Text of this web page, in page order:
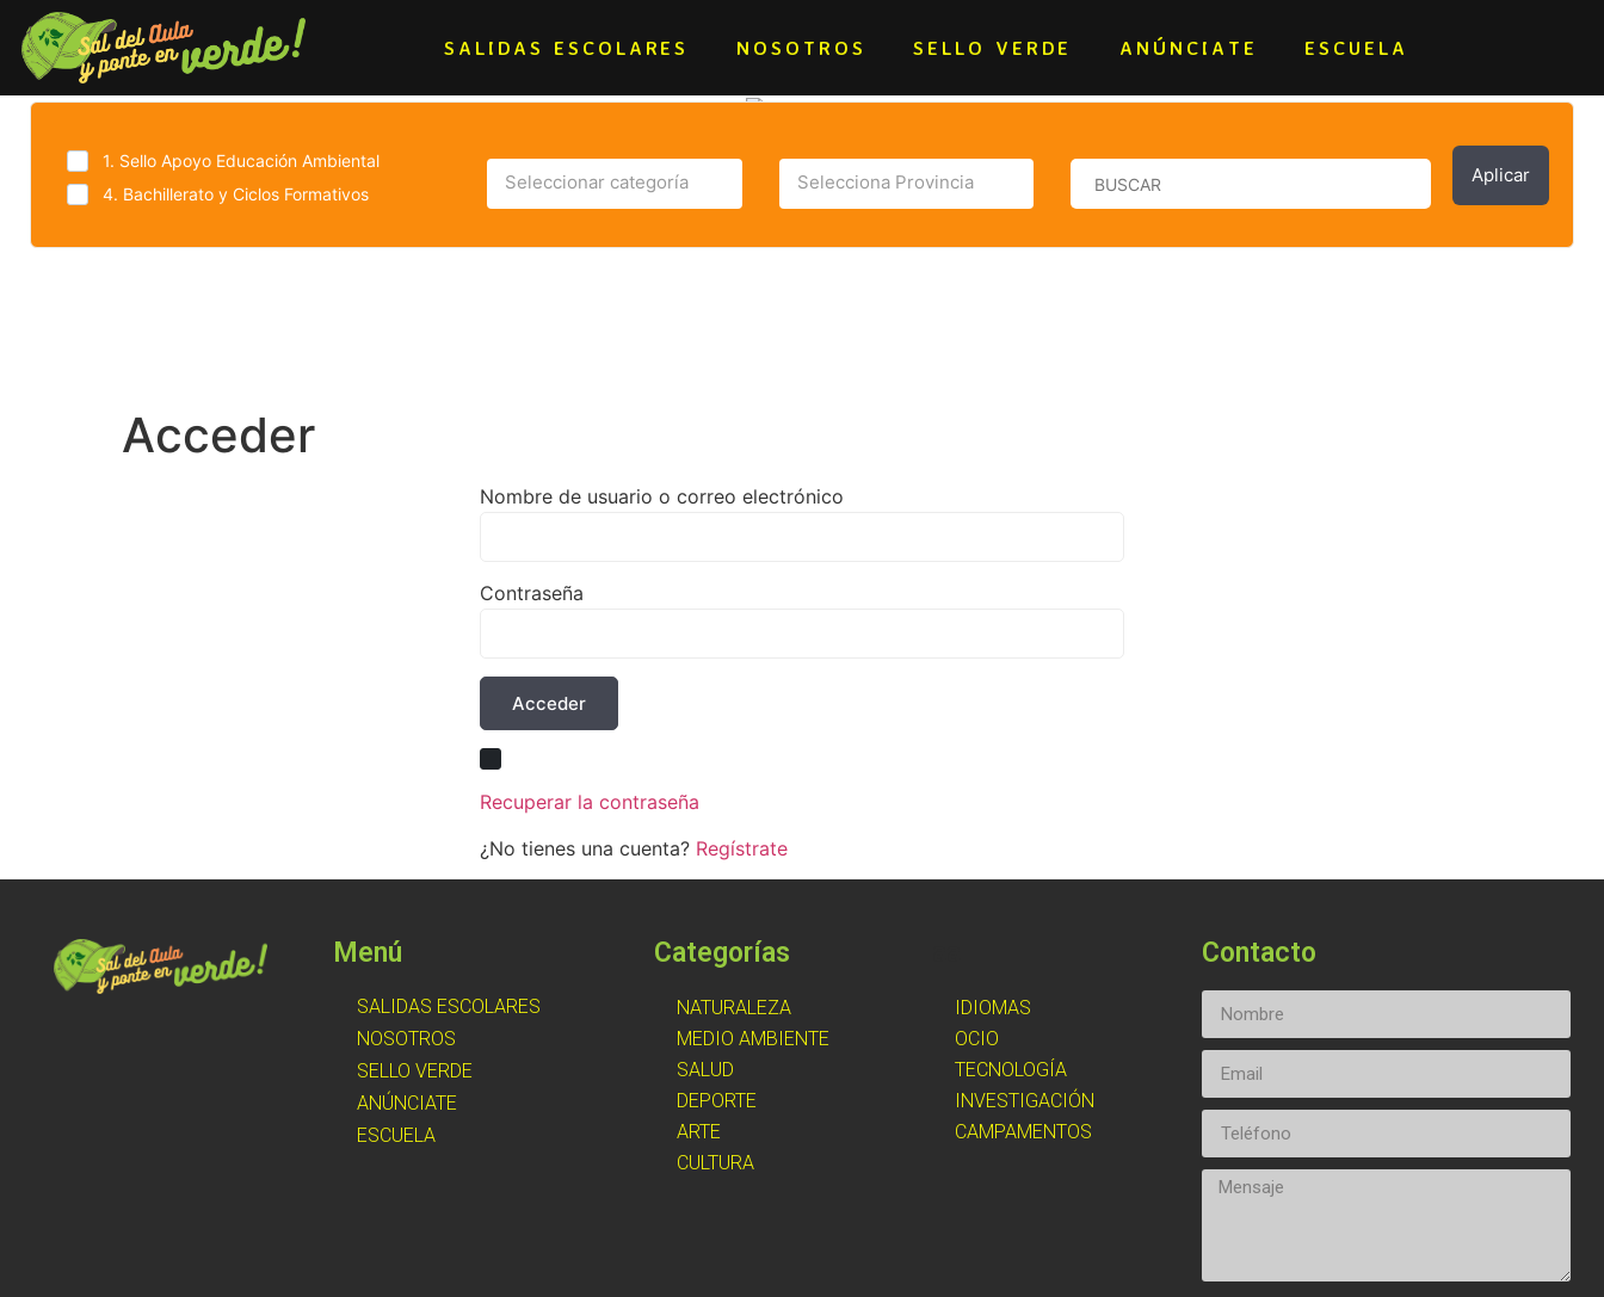
SALIDAS ESCOLARES NOSOTROS SELLO VERDE ANÚNCIATE ESCUELA
1. Sello Apoyo Educación Ambiental
4. Bachillerato y Ciclos Formativos
Seleccionar categoría Selecciona Provincia Aplicar
Acceder
Nombre de usuario o correo electrónico
Contraseña
Acceder
Recuperar la contraseña
¿No tienes una cuenta? Regístrate
Menú
SALIDAS ESCOLARES
NOSOTROS
SELLO VERDE
ANÚNCIATE
ESCUELA
Categorías
NATURALEZA
MEDIO AMBIENTE
SALUD
DEPORTE
ARTE
CULTURA
IDIOMAS
OCIO
TECNOLOGÍA
INVESTIGACIÓN
CAMPAMENTOS
Contacto